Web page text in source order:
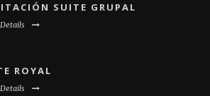
SUITE GRUPAL
ROYAL